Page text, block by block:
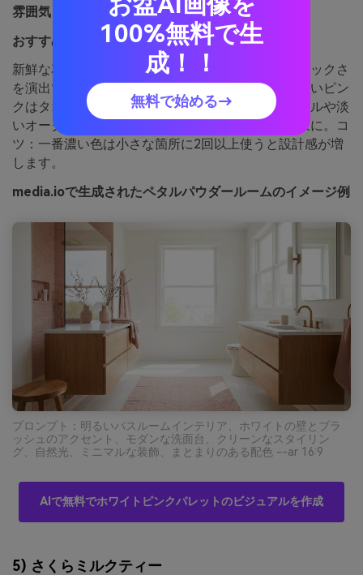
雰囲気：
コージー、シック、スパ風
おすすめ用途：
バスルームインテリア
新鮮な花びらのように、スパのような心地よさとシックさ
を演出できます。薄いモーブを壁際の中立色に、濃いピン
クはタオルやアート、小物に。ブラッシュドニッケルや淡
いオーク、テラゾーとの組み合わせで現代的な印象に。コ
ツ：一番濃い色は小さな箇所に2回以上使うと設計感が増
します。
media.ioで生成されたペタルパウダールームのイメージ例
プロンプト：明るいバスルームインテリア、ホワイトの壁とブラ
ッシュのアクセント、モダンな洗面台、クリーンなスタイリン
グ、自然光、ミニマルな装飾、まとまりのある配色 --ar 16:9
AIで無料でホワイトピンクパレットのビジュアルを作成
5) さくらミルクティー
100%無料で生
成！！
無料で始める→